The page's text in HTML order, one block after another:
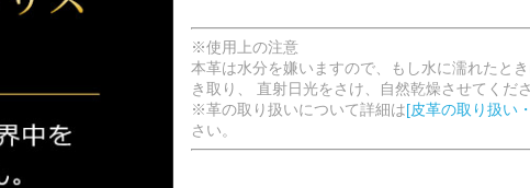
※使用上の注意
本革は水分を嫌いますので、もし水に濡れたと
き取り、 直射日光をさけ、自然乾燥させてくださ
※革の取り扱いについて詳細は[皮革の取り扱い
さい。